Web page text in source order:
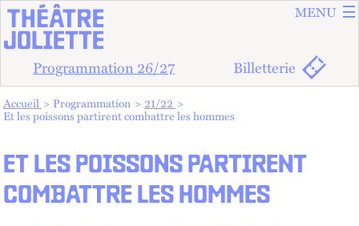
ALLER
ALLER
MENU
Programmation 26/27 Billetterie
Vous êtes dans :
Accueil Programmation
21/22
Et les poissons partirent combattre les hommes
ET LES POISSONS PARTIRENT
COMBATTRE LES HOMMES